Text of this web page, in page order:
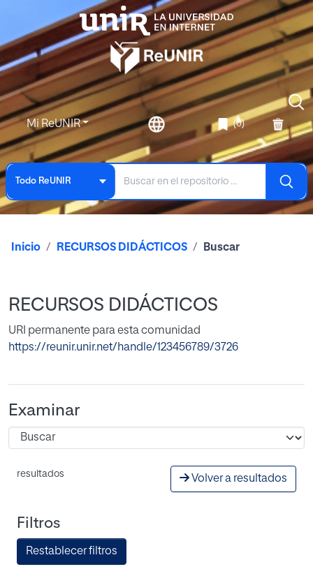
Mi ReUNIR (0)
Todo ReUNIR
Inicio RECURSOS DIDÁCTICOS Buscar
RECURSOS DIDÁCTICOS
URI permanente para esta comunidad
https://reunir.unir.net/handle/123456789/3726
Examinar
resultados Volver a resultados
Filtros
Restablecer filtros